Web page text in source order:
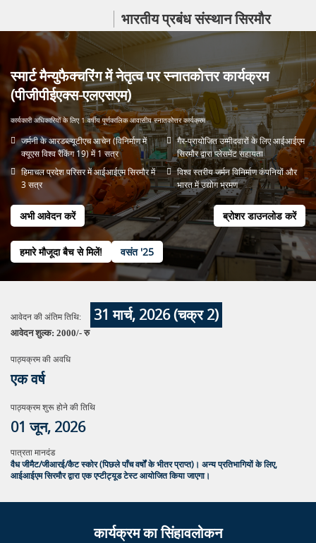
भारतीय प्रबंध संस्थान सिरमौर
स्मार्ट मैन्युफैक्चरिंग में नेतृत्व पर स्नातकोत्तर कार्यक्रम
(पीजीपीईएक्स-एलएसएम)
कार्यकारी अधिकारियों के लिए 1 वर्षीय पूर्णकालिक आवासीय स्नातकोत्तर कार्यक्रम
जर्मनी के आरडब्ल्यूटीएच आचेन (विनिर्माण में
क्यूएस विश्व रैंकिंग 19) में 1 सत्र
गैर-प्रायोजित उम्मीदवारों के लिए आईआईएम
सिरमौर द्वारा प्लेसमेंट सहायता
हिमाचल प्रदेश परिसर में आईआईएम सिरमौर में
3 सत्र
विश्व स्तरीय जर्मन विनिर्माण कंपनियों और
भारत में उद्योग भ्रमण
अभी आवेदन करें ब्रोशर डाउनलोड करें
हमारे मौजूदा बैच से मिलें! वसंत '25
आवेदन की अंतिम तिथि: 31 मार्च, 2026 (चक्र 2)
आवेदन शुल्क: 2000/- रु
पाठ्यक्रम की अवधि
एक वर्ष
पाठ्यक्रम शुरू होने की तिथि
01 जून, 2026
पात्रता मानदंड
वैध जीमैट/जीआरई/कैट स्कोर (पिछले पाँच वर्षों के भीतर प्राप्त)। अन्य प्रतिभागियों के लिए,
आईआईएम सिरमौर द्वारा एक एप्टीट्यूड टेस्ट आयोजित किया जाएगा।
कार्यक्रम का सिंहावलोकन